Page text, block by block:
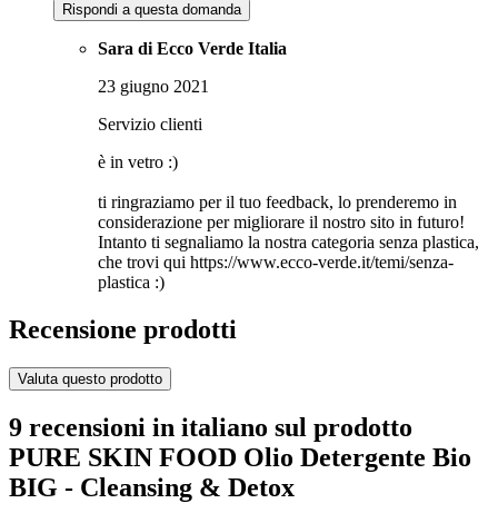
Rispondi a questa domanda
Sara di Ecco Verde Italia
23 giugno 2021
Servizio clienti
è in vetro :)
ti ringraziamo per il tuo feedback, lo prenderemo in
considerazione per migliorare il nostro sito in futuro!
Intanto ti segnaliamo la nostra categoria senza plastica,
che trovi qui https://www.ecco-verde.it/temi/senza-
plastica :)
Recensione prodotti
Valuta questo prodotto
9 recensioni in italiano sul prodotto
PURE SKIN FOOD Olio Detergente Bio
BIG - Cleansing & Detox